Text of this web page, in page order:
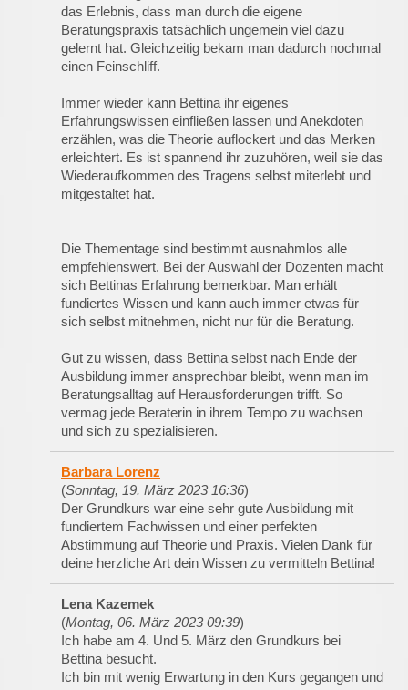
das Erlebnis, dass man durch die eigene
Beratungspraxis tatsächlich ungemein viel dazu
gelernt hat. Gleichzeitig bekam man dadurch nochmal
einen Feinschliff.
Immer wieder kann Bettina ihr eigenes
Erfahrungswissen einfließen lassen und Anekdoten
erzählen, was die Theorie auflockert und das Merken
erleichtert. Es ist spannend ihr zuzuhören, weil sie das
Wiederaufkommen des Tragens selbst miterlebt und
mitgestaltet hat.
Die Thementage sind bestimmt ausnahmlos alle
empfehlenswert. Bei der Auswahl der Dozenten macht
sich Bettinas Erfahrung bemerkbar. Man erhält
fundiertes Wissen und kann auch immer etwas für
sich selbst mitnehmen, nicht nur für die Beratung.
Gut zu wissen, dass Bettina selbst nach Ende der
Ausbildung immer ansprechbar bleibt, wenn man im
Beratungsalltag auf Herausforderungen trifft. So
vermag jede Beraterin in ihrem Tempo zu wachsen
und sich zu spezialisieren.
Barbara Lorenz
(Sonntag, 19. März 2023 16:36)
Der Grundkurs war eine sehr gute Ausbildung mit
fundiertem Fachwissen und einer perfekten
Abstimmung auf Theorie und Praxis. Vielen Dank für
deine herzliche Art dein Wissen zu vermitteln Bettina!
Lena Kazemek
(Montag, 06. März 2023 09:39)
Ich habe am 4. Und 5. März den Grundkurs bei
Bettina besucht.
Ich bin mit wenig Erwartung in den Kurs gegangen und